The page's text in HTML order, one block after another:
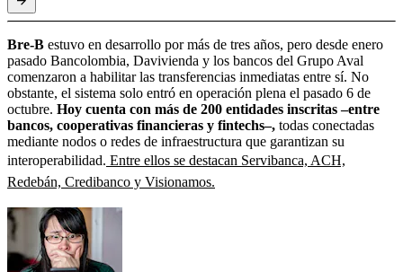
Bre-B estuvo en desarrollo por más de tres años, pero desde enero
pasado Bancolombia, Davivienda y los bancos del Grupo Aval
comenzaron a habilitar las transferencias inmediatas entre sí. No
obstante, el sistema solo entró en operación plena el pasado 6 de
octubre. Hoy cuenta con más de 200 entidades inscritas –entre
bancos, cooperativas financieras y fintechs–, todas conectadas
mediante nodos o redes de infraestructura que garantizan su
interoperabilidad. Entre ellos se destacan Servibanca, ACH,
Redebán, Credibanco y Visionamos.